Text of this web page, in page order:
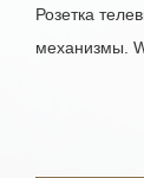
Розетка
механизмы.